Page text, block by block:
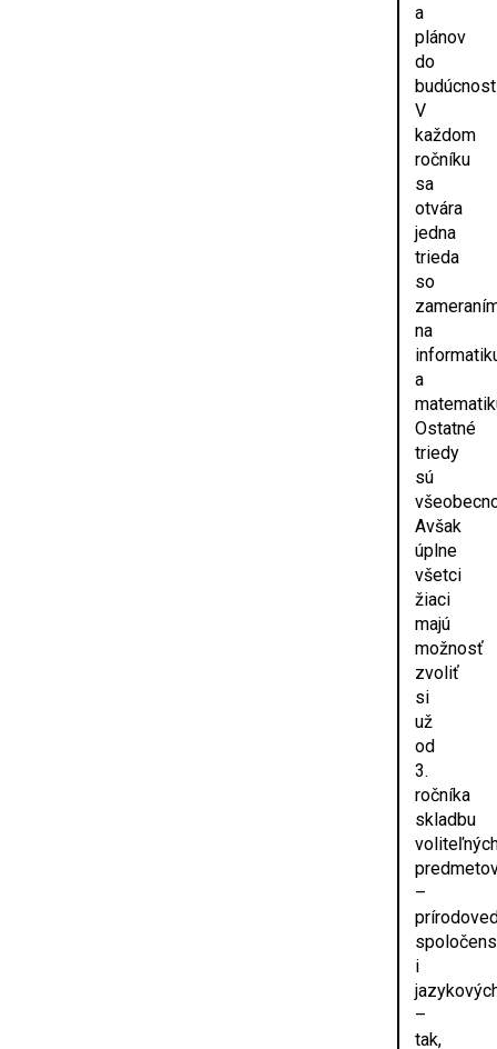
a
plánov
do
V
každom
ročníku
sa
otvára
jedna
trieda
so
na
a
Ostatné
triedy
sú
Avšak
úplne
všetci
žiaci
majú
možnosť
zvoliť
si
už
od
3.
ročníka
skladbu
–
i
–
tak,